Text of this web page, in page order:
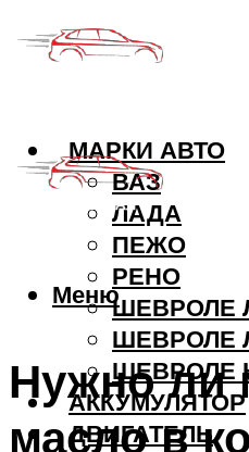
МАРКИ АВТО
ВАЗ
ЛАДА
ПЕЖО
РЕНО
ШЕВРОЛЕ
ШЕВРОЛЕ
ШЕВРОЛЕ
АККУМУЛЯТОР
ДВИГАТЕЛЬ
Меню
Нужно ли
масло в